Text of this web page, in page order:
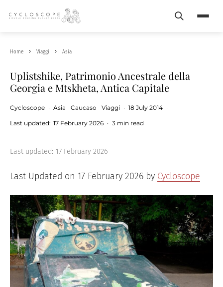
Search
Home Viaggi Asia
Uplistshike, Patrimonio Ancestrale della
Georgia e Mtskheta, Antica Capitale
Cycloscope · Asia Caucaso Viaggi · 18 July 2014 ·
Last updated: 17 February 2026 · 3 min read
Last updated: 17 February 2026
Last Updated on 17 February 2026 by Cycloscope